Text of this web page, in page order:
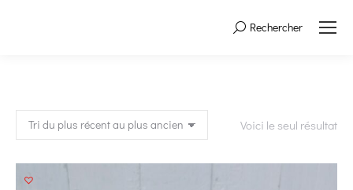
Search:Rechercher
Voici le seul résultat